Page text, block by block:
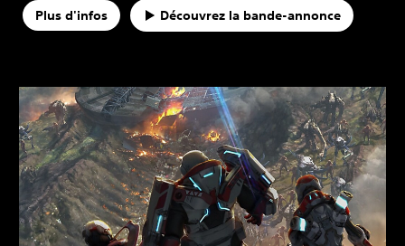
Plus d'infos Découvrez la bande-annonce